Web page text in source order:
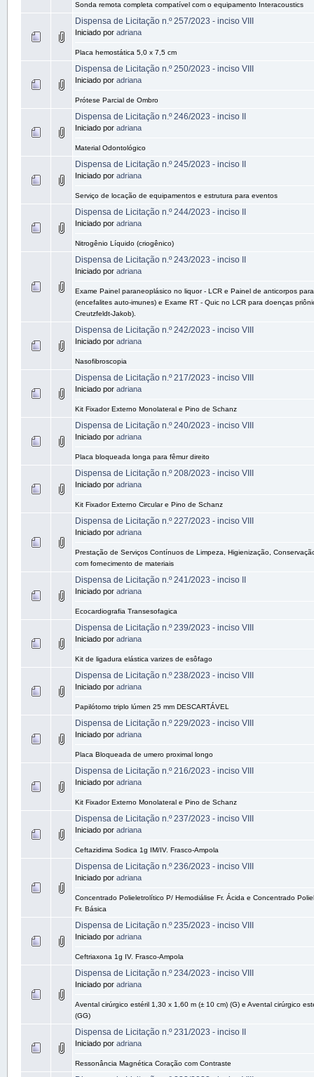
Sonda remota completa compatível com o equipamento Interacoustics
Dispensa de Licitação n.º 257/2023 - inciso VIII
Iniciado por adriana
Placa hemostática 5,0 x 7,5 cm
Dispensa de Licitação n.º 250/2023 - inciso VIII
Iniciado por adriana
Prótese Parcial de Ombro
Dispensa de Licitação n.º 246/2023 - inciso II
Iniciado por adriana
Material Odontológico
Dispensa de Licitação n.º 245/2023 - inciso II
Iniciado por adriana
Serviço de locação de equipamentos e estrutura para eventos
Dispensa de Licitação n.º 244/2023 - inciso II
Iniciado por adriana
Nitrogênio Líquido (criogênico)
Dispensa de Licitação n.º 243/2023 - inciso II
Iniciado por adriana
Exame Painel paraneoplásico no liquor - LCR e Painel de anticorpos
(encefalites auto-imunes) e Exame RT - Quic no LCR para doenças
Creutzfeldt-Jakob).
Dispensa de Licitação n.º 242/2023 - inciso VIII
Iniciado por adriana
Nasofibroscopia
Dispensa de Licitação n.º 217/2023 - inciso VIII
Iniciado por adriana
Kit Fixador Externo Monolateral e Pino de Schanz
Dispensa de Licitação n.º 240/2023 - inciso VIII
Iniciado por adriana
Placa bloqueada longa para fêmur direito
Dispensa de Licitação n.º 208/2023 - inciso VIII
Iniciado por adriana
Kit Fixador Externo Circular e Pino de Schanz
Dispensa de Licitação n.º 227/2023 - inciso VIII
Iniciado por adriana
Prestação de Serviços Contínuos de Limpeza, Higienização,
com fornecimento de materiais
Dispensa de Licitação n.º 241/2023 - inciso II
Iniciado por adriana
Ecocardiografia Transesofagica
Dispensa de Licitação n.º 239/2023 - inciso VIII
Iniciado por adriana
Kit de ligadura elástica varizes de esôfago
Dispensa de Licitação n.º 238/2023 - inciso VIII
Iniciado por adriana
Papilótomo triplo lúmen 25 mm DESCARTÁVEL
Dispensa de Licitação n.º 229/2023 - inciso VIII
Iniciado por adriana
Placa Bloqueada de umero proximal longo
Dispensa de Licitação n.º 216/2023 - inciso VIII
Iniciado por adriana
Kit Fixador Externo Monolateral e Pino de Schanz
Dispensa de Licitação n.º 237/2023 - inciso VIII
Iniciado por adriana
Ceftazidima Sodica 1g IM/IV. Frasco-Ampola
Dispensa de Licitação n.º 236/2023 - inciso VIII
Iniciado por adriana
Concentrado Polieletrolítico P/ Hemodiálise Fr. Ácida e Concentrado
Fr. Básica
Dispensa de Licitação n.º 235/2023 - inciso VIII
Iniciado por adriana
Ceftriaxona 1g IV. Frasco-Ampola
Dispensa de Licitação n.º 234/2023 - inciso VIII
Iniciado por adriana
Avental cirúrgico estéril 1,30 x 1,60 m (± 10 cm) (G) e Avental cirúrgico
(GG)
Dispensa de Licitação n.º 231/2023 - inciso II
Iniciado por adriana
Ressonância Magnética Coração com Contraste